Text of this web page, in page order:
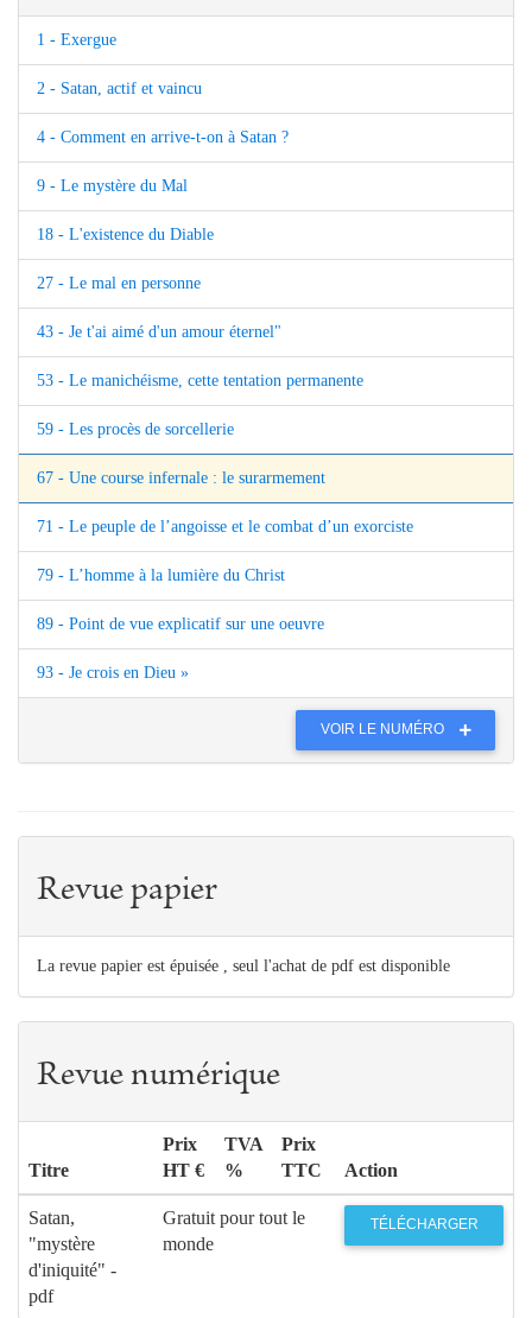
1 - Exergue
2 - Satan, actif et vaincu
4 - Comment en arrive-t-on à Satan ?
9 - Le mystère du Mal
18 - L'existence du Diable
27 - Le mal en personne
43 - Je t'ai aimé d'un amour éternel"
53 - Le manichéisme, cette tentation permanente
59 - Les procès de sorcellerie
67 - Une course infernale : le surarmement
71 - Le peuple de l’angoisse et le combat d’un exorciste
79 - L’homme à la lumière du Christ
89 - Point de vue explicatif sur une oeuvre
93 - Je crois en Dieu »
VOIR LE NUMÉRO
Revue papier
La revue papier est épuisée , seul l'achat de pdf est disponible
Revue numérique
Titre
Prix
HT €
TVA
%
Prix
TTC
Action
Satan,
"mystère
d'iniquité" -
pdf
Gratuit pour tout le
monde
TÉLÉCHARGER